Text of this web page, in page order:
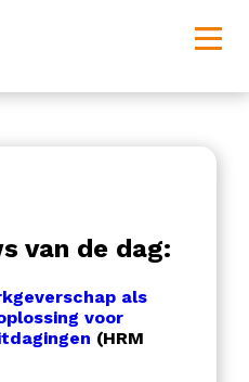
van de dag:
als
voor
(HRM